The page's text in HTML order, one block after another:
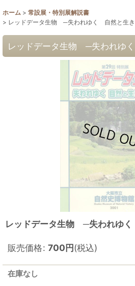
ホーム > 常設展・特別展解説書
> レッドデータ生物 ─失われゆく 自然と生
レッドデータ生物 ─失われゆ
レッドデータ生物 ─失われゆ
販売価格: 700円(税込)
在庫なし